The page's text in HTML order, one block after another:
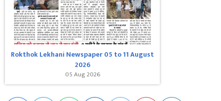
Rokthok Lekhani Newspaper 05 to 11 August
2026
05 Aug 2026